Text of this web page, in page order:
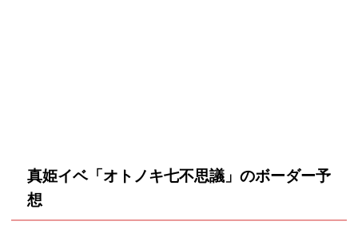
真姫イベ「オトノキ七不思議」のボーダー予
想